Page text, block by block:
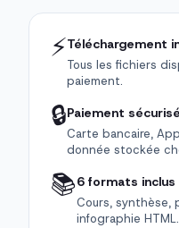
⚡Téléchargement
Tous les fichiers
paiement.
🔒Paiement
Carte bancaire,
donnée stockée
📚6 formats inclus
Cours, synthèse,
infographie HTML.